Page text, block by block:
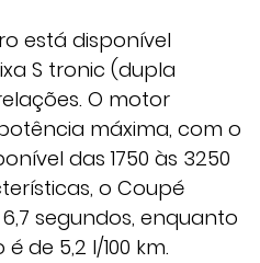
está disponível
S tronic (dupla
O motor
máxima, com o
das 1750 às 3250
o Coupé
segundos, enquanto
de 5,2 l/100 km.